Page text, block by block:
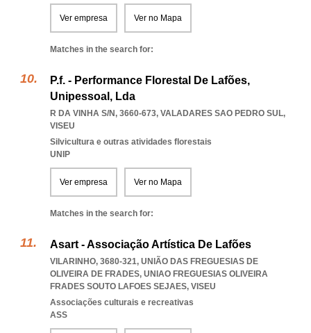
Ver empresa Ver no Mapa
Matches in the search for:
P.f. - Performance Florestal De Lafões,
Unipessoal, Lda
R DA VINHA S/N, 3660-673, VALADARES SAO PEDRO SUL,
VISEU
Silvicultura e outras atividades florestais
UNIP
Ver empresa Ver no Mapa
Matches in the search for:
Asart - Associação Artística De Lafões
VILARINHO, 3680-321, UNIÃO DAS FREGUESIAS DE
OLIVEIRA DE FRADES, UNIAO FREGUESIAS OLIVEIRA
FRADES SOUTO LAFOES SEJAES, VISEU
Associações culturais e recreativas
ASS